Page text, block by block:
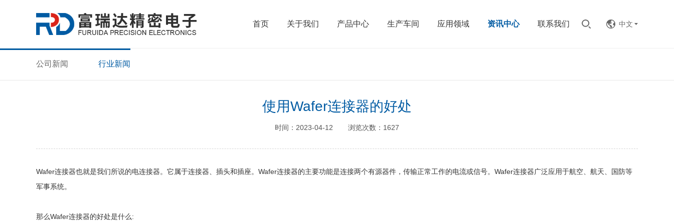
首页 关于我们 产品中心 生产车间 应用领域 资讯中心 联系我们 中文
公司新闻 行业新闻
使用Wafer连接器的好处
时间：2023-04-12 浏览次数：1627
Wafer连接器也就是我们所说的电连接器。它属于连接器、插头和插座。Wafer连接器的主要功能是连接两个有源器件，传输正常工作的电流或信号。Wafer连接器广泛应用于航空、航天、国防等
军事系统。
那么Wafer连接器的好处是什么: